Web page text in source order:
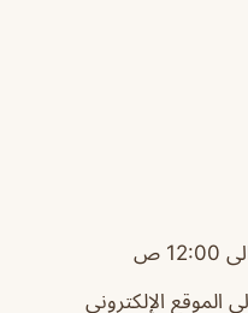
الموقع الإلكتروني